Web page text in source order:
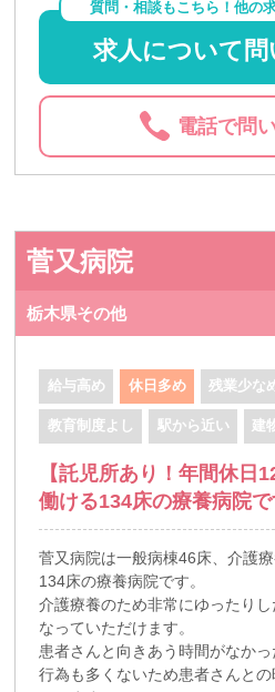
質問・相談もこちら！他の
求人について問
電話で問
菅又病院
栃木県その他
給与高め 休日多め 残業少な
教育制度よし 駅から近い 建
【託児所あり！年間休日
働ける134床の療養病院
菅又病院は一般病棟46床、介護
134床の療養病院です。
介護療養のため非常にゆったり
なっていただけます。
患者さんと向きあう時間がなか
行為も多くないため患者さんと